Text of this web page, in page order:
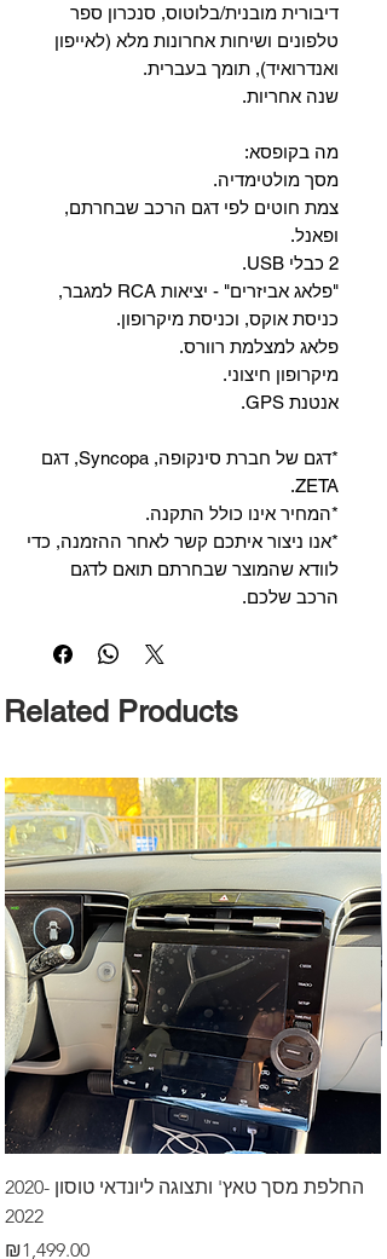
‏דיבורית מובנית/בלוטוס, ‏סנכרון ספר
טלפונים ושיחות אחרונות מלא (לאייפון
ואנדרואיד), תומך בעברית.
שנה אחריות.
מה בקופסא:
מסך מולטימדיה.
צמת חוטים לפי דגם הרכב שבחרתם,
ופאנל.
2 כבלי USB.
"פלאג אביזרים" - יציאות RCA למגבר,
כניסת אוקס, וכניסת מיקרופון.
פלאג למצלמת רוורס.
מיקרופון חיצוני.
אנטנת GPS.
*דגם של חברת סינקופה, Syncopa, דגם
ZETA.
*המחיר אינו כולל התקנה.
*אנו ניצור איתכם קשר לאחר ההזמנה, כדי
לוודא שהמוצר שבחרתם תואם לדגם
הרכב שלכם.
Related Products
החלפת מסך טאץ' ותצוגה ליונדאי טוסון 2020-
2022
Price
₪1,499.00